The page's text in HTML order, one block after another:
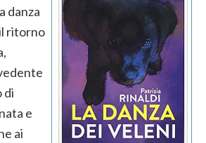
danza
ritorno
di
e
ai